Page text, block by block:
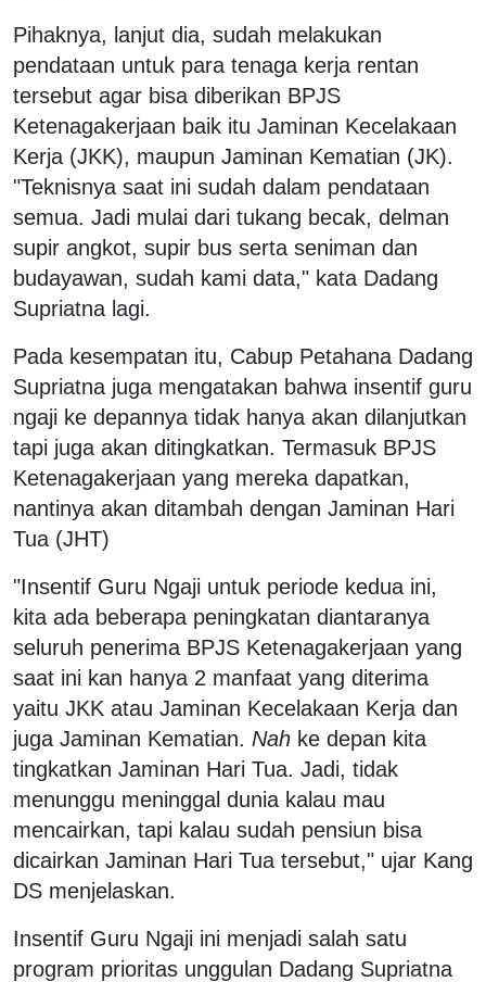
Pihaknya, lanjut dia, sudah melakukan
pendataan untuk para tenaga kerja rentan
tersebut agar bisa diberikan BPJS
Ketenagakerjaan baik itu Jaminan Kecelakaan
Kerja (JKK), maupun Jaminan Kematian (JK).
"Teknisnya saat ini sudah dalam pendataan
semua. Jadi mulai dari tukang becak, delman
supir angkot, supir bus serta seniman dan
budayawan, sudah kami data," kata Dadang
Supriatna lagi.
Pada kesempatan itu, Cabup Petahana Dadang
Supriatna juga mengatakan bahwa insentif guru
ngaji ke depannya tidak hanya akan dilanjutkan
tapi juga akan ditingkatkan. Termasuk BPJS
Ketenagakerjaan yang mereka dapatkan,
nantinya akan ditambah dengan Jaminan Hari
Tua (JHT)
"Insentif Guru Ngaji untuk periode kedua ini,
kita ada beberapa peningkatan diantaranya
seluruh penerima BPJS Ketenagakerjaan yang
saat ini kan hanya 2 manfaat yang diterima
yaitu JKK atau Jaminan Kecelakaan Kerja dan
juga Jaminan Kematian. Nah ke depan kita
tingkatkan Jaminan Hari Tua. Jadi, tidak
menunggu meninggal dunia kalau mau
mencairkan, tapi kalau sudah pensiun bisa
dicairkan Jaminan Hari Tua tersebut," ujar Kang
DS menjelaskan.
Insentif Guru Ngaji ini menjadi salah satu
program prioritas unggulan Dadang Supriatna